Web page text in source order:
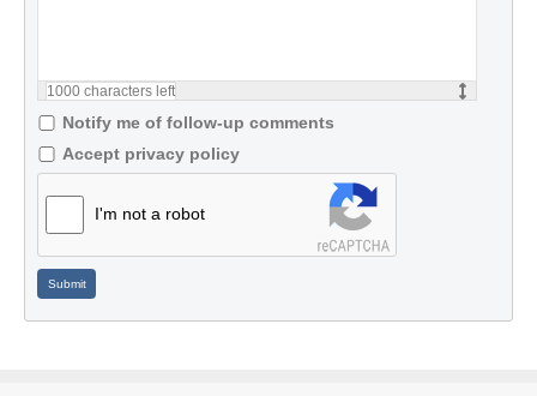
1000 characters left
Notify me of follow-up comments
Accept privacy policy
I'm not a robot
Submit